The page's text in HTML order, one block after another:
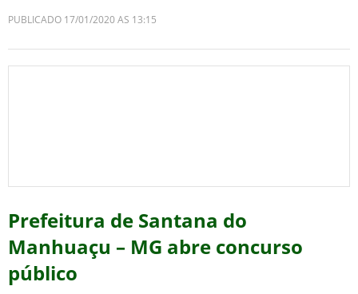
PUBLICADO 17/01/2020 AS 13:15
Prefeitura de Santana do
Manhuaçu – MG abre concurso
público